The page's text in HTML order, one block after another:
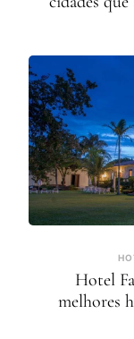
Hotel
melhores